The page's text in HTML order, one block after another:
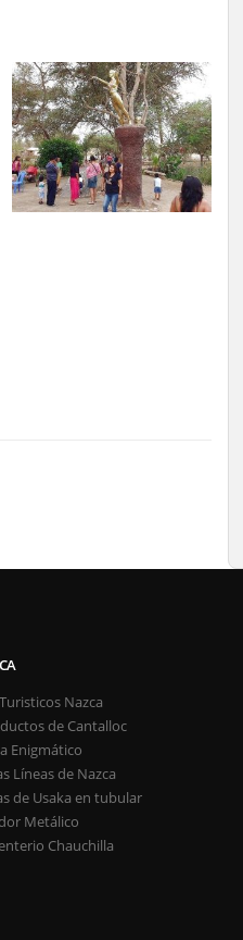
Nazca
de Cantalloc
Enigmático
Líneas de Nazca
de Usaka en tubular
Metálico
Chauchilla